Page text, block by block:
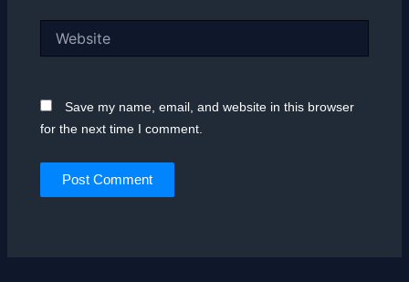
Save my name, email, and website in this browser
for the next time I comment.